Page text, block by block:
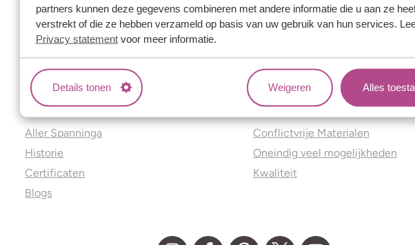
partners kunnen deze gegevens combineren met andere informatie die u aan ze
verstrekt of die ze hebben verzameld op basis van uw gebruik van hun services.
Privacy statementvoor meer informatie.
Details tonen Weigeren Alles
Over ons
Aller Spanninga
Historie
Certificaten
Blogs
Jouw voordelen
Conflictvrije Materialen
Oneindig veel mogelijkheden
Kwaliteit